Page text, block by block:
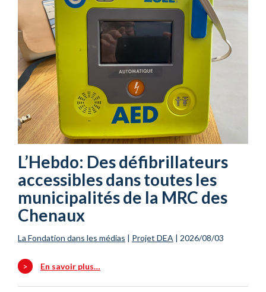
L’Hebdo: Des défibrillateurs
accessibles dans toutes les
municipalités de la MRC des
Chenaux
La Fondation dans les médias | Projet DEA | 2026/08/03
> En savoir plus…